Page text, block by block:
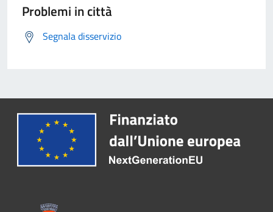
Problemi in città
Segnala disservizio